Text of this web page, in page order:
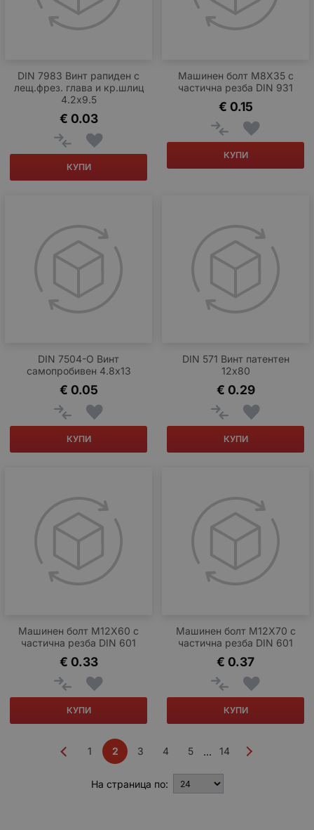
DIN 7983 Винт рапиден с
лещ.фрез. глава и кр.шлиц
4.2х9.5
0.03
€
КУПИ
Машинен болт М8Х35 с
частична резба DIN 931
0.15
€
КУПИ
DIN 7504-O Винт
самопробивен 4.8x13
0.05
€
КУПИ
DIN 571 Винт патентен
12x80
0.29
€
КУПИ
Машинен болт М12Х60 с
частична резба DIN 601
0.33
€
КУПИ
Машинен болт М12Х70 с
частична резба DIN 601
0.37
€
КУПИ
1 2 3 4 5 ... 14
На страница по: